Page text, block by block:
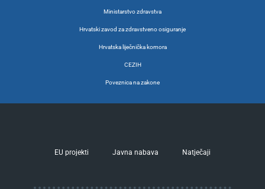
Ministarstvo zdravstva
Hrvatski zavod za zdravstveno osiguranje
Hrvatska liječnička komora
CEZIH
Poveznica na zakone
EU projekti Javna nabava Natječaji